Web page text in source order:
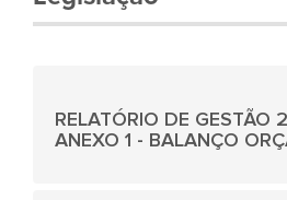
RELATÓRIO DE
ANEXO 1 - BALANÇO